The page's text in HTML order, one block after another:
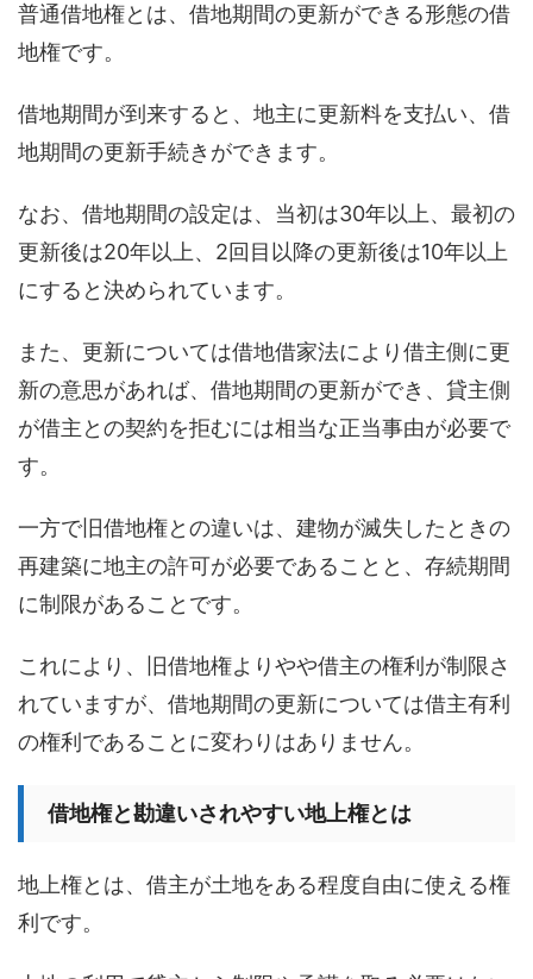
普通借地権とは、借地期間の更新ができる形態の借
地権です。
借地期間が到来すると、地主に更新料を支払い、借
地期間の更新手続きができます。
なお、借地期間の設定は、当初は30年以上、最初の
更新後は20年以上、2回目以降の更新後は10年以上
にすると決められています。
また、更新については借地借家法により借主側に更
新の意思があれば、借地期間の更新ができ、貸主側
が借主との契約を拒むには相当な正当事由が必要で
す。
一方で旧借地権との違いは、建物が滅失したときの
再建築に地主の許可が必要であることと、存続期間
に制限があることです。
これにより、旧借地権よりやや借主の権利が制限さ
れていますが、借地期間の更新については借主有利
の権利であることに変わりはありません。
借地権と勘違いされやすい地上権とは
地上権とは、借主が土地をある程度自由に使える権
利です。